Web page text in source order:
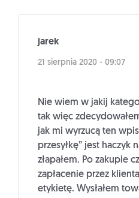
jarek
21 sierpnia 2020 - 09:07
Nie wiem w jakij
tak więc
jak mi wyrzucą ten
przesyłkę” jest haczyk
złapałem. Po zakupie
zapłacenie przez
etykietę. Wysłałem